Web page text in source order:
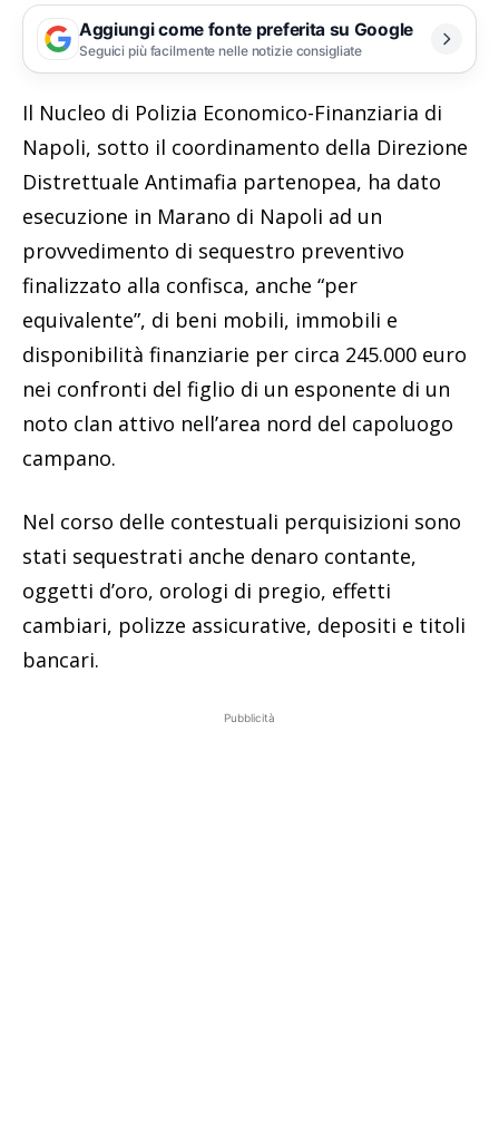
Aggiungi come fonte preferita su Google
Seguici più facilmente nelle notizie consigliate
Il Nucleo di Polizia Economico-Finanziaria di
Napoli, sotto il coordinamento della Direzione
Distrettuale Antimafia partenopea, ha dato
esecuzione in Marano di Napoli ad un
provvedimento di sequestro preventivo
finalizzato alla confisca, anche “per
equivalente”, di beni mobili, immobili e
disponibilità finanziarie per circa 245.000 euro
nei confronti del figlio di un esponente di un
noto clan attivo nell’area nord del capoluogo
campano.
Nel corso delle contestuali perquisizioni sono
stati sequestrati anche denaro contante,
oggetti d’oro, orologi di pregio, effetti
cambiari, polizze assicurative, depositi e titoli
bancari.
Pubblicità